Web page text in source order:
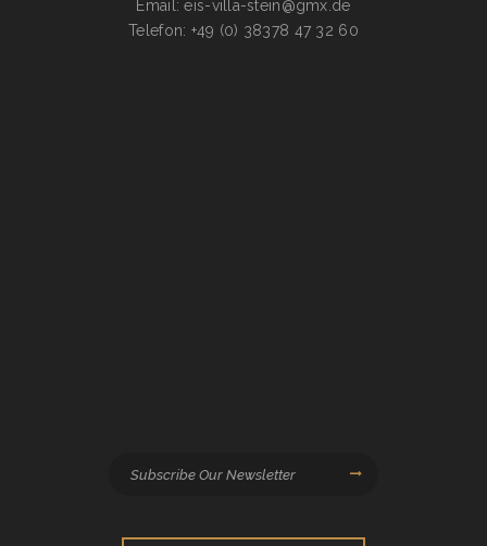
Email: eis-villa-stein@gmx.de
Telefon: +49 (0) 38378 47 32 60